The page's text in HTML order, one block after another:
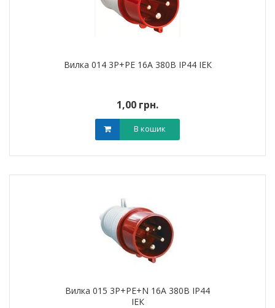
Вилка 014 3Р+РЕ 16A 380В IP44 ІЕК
1,00 грн.
В кошик
Вилка 015 3Р+РЕ+N 16A 380В IP44
ІЕК